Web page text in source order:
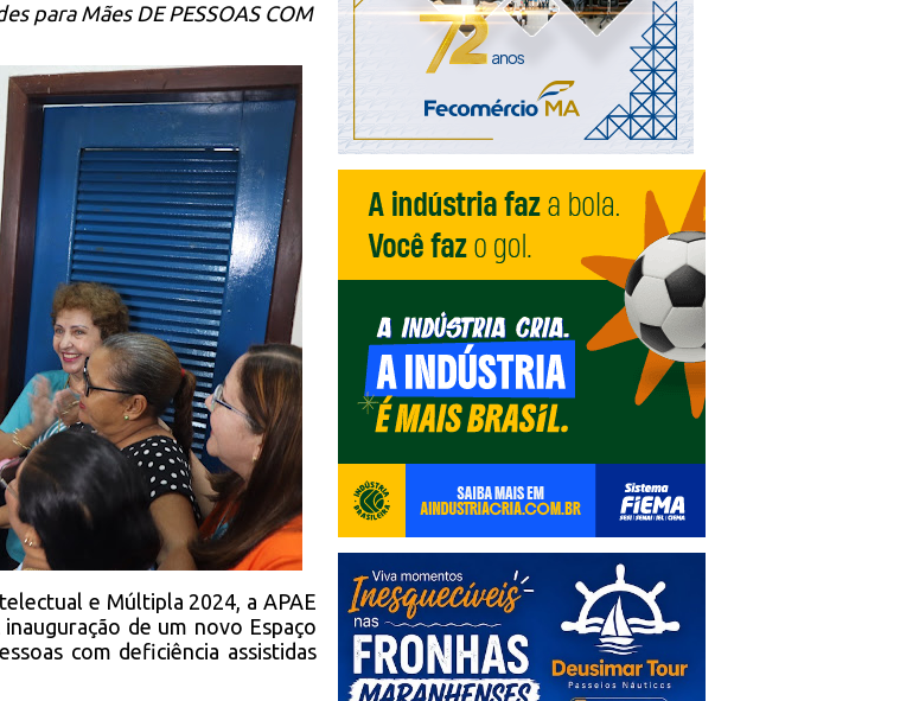
para Mães DE PESSOAS COM
e Múltipla 2024, a APAE
de um novo Espaço
com deficiência assistidas